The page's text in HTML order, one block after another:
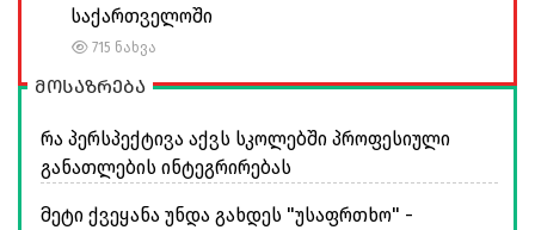
საქართველოში
715 ნახვა
მოსაზრება
რა პერსპექტივა აქვს სკოლებში პროფესიული
განათლების ინტეგრირებას
მეტი ქვეყანა უნდა გახდეს "უსაფრთხო" -